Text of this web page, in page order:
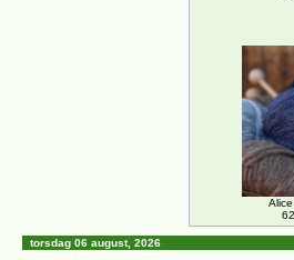
torsdag 06 august, 2026